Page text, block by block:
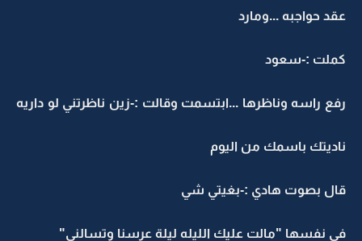
حواجبه ...ومارد
:-سعود
راسه وناظرها ...ابتسمت وقالت :-زين ناظرتني لو داريه
باسمك من اليوم
بصوت هادي :-بغيتي شي
نفسها "مالت عليك الليله ليلة عرسنا وتسالني"